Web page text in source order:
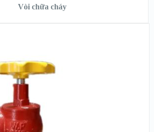
Vòi chữa cháy
XEM NHANH
XEM CHI TIẾT